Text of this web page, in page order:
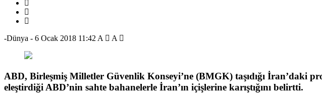
-Dünya - 6 Ocak 2018 11:42 A A
ABD, Birleşmiş Milletler Güvenlik Konseyi’ne (BMGK) taşıdığı İran’daki
eleştirdiği ABD’nin sahte bahanelerle İran’ın içişlerine karıştığını belirtti.